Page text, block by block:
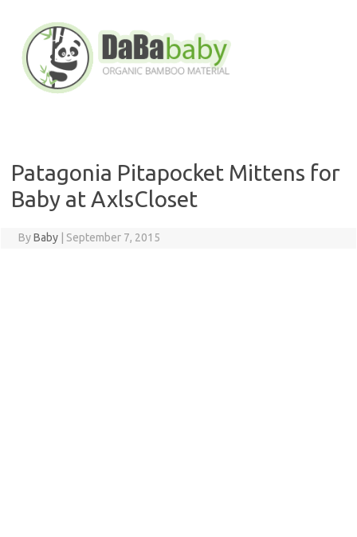
content
Patagonia Pitapocket Mittens for
Baby at AxlsCloset
ByBaby September 7, 2015